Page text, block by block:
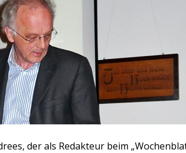
der als Redakteur beim